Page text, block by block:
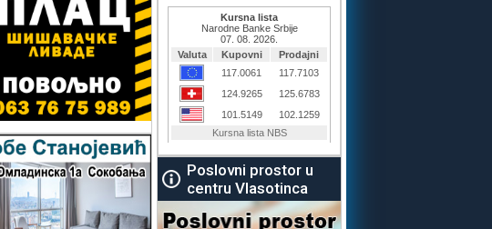
Poslovni prostor u
centru Vlasotinca